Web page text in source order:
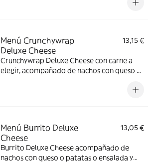
Menú Crunchywrap
Deluxe Cheese
13,15 €
Crunchywrap Deluxe Cheese con carne a
elegir, acompañado de nachos con queso o
Menú Burrito Deluxe
Cheese
13,05 €
Burrito Deluxe Cheese acompañado de
nachos con queso o patatas o ensalada y